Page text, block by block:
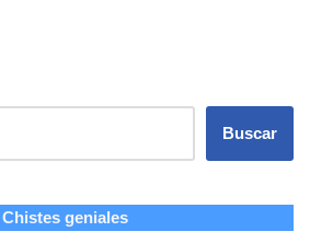
Buscar
Chistes geniales